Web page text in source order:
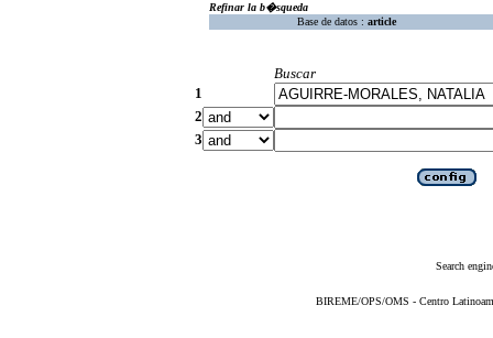
Refinar la b�squeda
Base de datos : article
Buscar
1
2
3
Search
BIREME/OPS/OMS - Centro